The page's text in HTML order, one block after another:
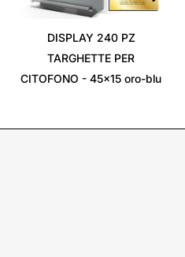
DISPLAY 240 PZ
TARGHETTE PER
CITOFONO - 45x15 oro-blu